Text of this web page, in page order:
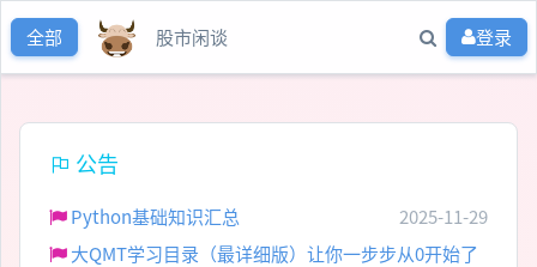
全部 股市闲谈 登录
公告
Python基础知识汇总
2025-11-29
大QMT学习目录（最详细版）让你一步步从0开始了